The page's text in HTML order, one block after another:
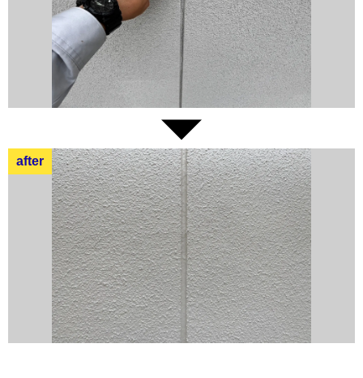
after